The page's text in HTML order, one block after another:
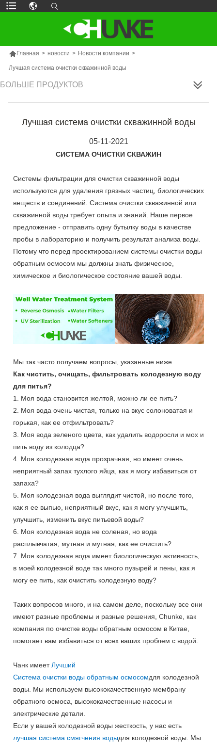
Главная > новости > Новости компании >
Лучшая система очистки скважинной воды
БОЛЬШЕ ПРОДУКТОВ
Лучшая система очистки скважинной воды
05-11-2021
СИСТЕМА ОЧИСТКИ СКВАЖИН
Системы фильтрации для очистки скважинной воды
используются для удаления грязных частиц, биологических
веществ и соединений. Система очистки скважинной или
скважинной воды требует опыта и знаний. Наше первое
предложение - отправить одну бутылку воды в качестве
пробы в лабораторию и получить результат анализа воды.
Потому что перед проектированием системы очистки воды
обратным осмосом мы должны знать физическое,
химическое и биологическое состояние вашей воды.
Мы так часто получаем вопросы, указанные ниже.
Как чистить, очищать, фильтровать колодезную воду
для питья?
1. Моя вода становится желтой, можно ли ее пить?
2. Моя вода очень чистая, только на вкус солоноватая и
горькая, как ее отфильтровать?
3. Моя вода зеленого цвета, как удалить водоросли и мох и
пить воду из колодца?
4. Моя колодезная вода прозрачная, но имеет очень
неприятный запах тухлого яйца, как я могу избавиться от
запаха?
5. Моя колодезная вода выглядит чистой, но после того,
как я ее выпью, неприятный вкус, как я могу улучшить,
улучшить, изменить вкус питьевой воды?
6. Моя колодезная вода не соленая, но вода
расплывчатая, мутная и мутная, как ее очистить?
7. Моя колодезная вода имеет биологическую активность,
в моей колодезной воде так много пузырей и пены, как я
могу ее пить, как очистить колодезную воду?
Таких вопросов много, и на самом деле, поскольку все они
имеют разные проблемы и разные решения, Chunke, как
компания по очистке воды обратным осмосом в Китае,
помогает вам избавиться от всех ваших проблем с водой.
Чанк имеетЛучший
Система очистки воды обратным осмосомдля колодезной
воды. Мы используем высококачественную мембрану
обратного осмоса, высококачественные насосы и
электрические детали.
Если у вашей колодезной воды жесткость, у нас есть
лучшая система смягчения водыдля колодезной воды. Мы